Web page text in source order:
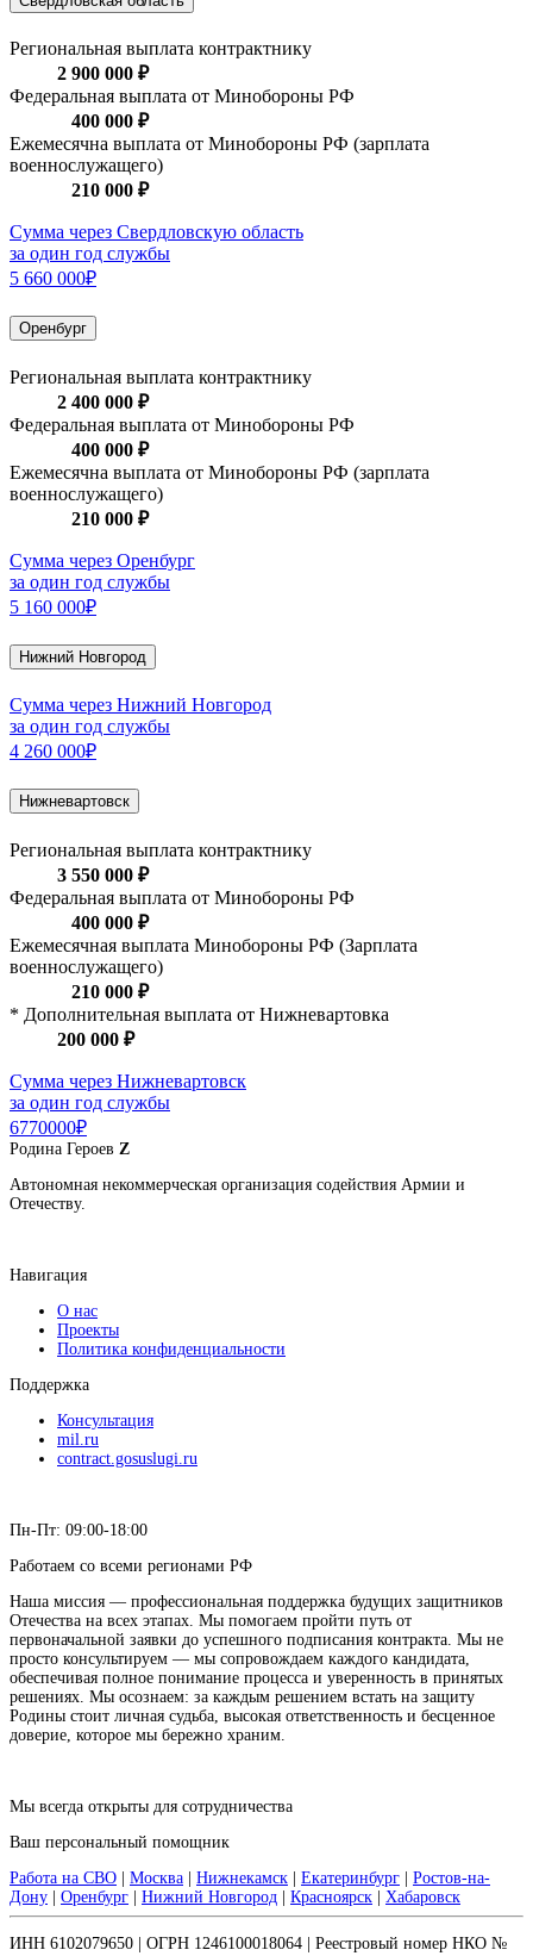
Региональная выплата контрактнику
2 900 000 ₽
Федеральная выплата от Минобороны РФ
400 000 ₽
Ежемесячна выплата от Минобороны РФ (зарплата
военнослужащего)
210 000 ₽
Сумма через Свердловскую область
за один год службы
5 660 000₽
Оренбург
Региональная выплата контрактнику
2 400 000 ₽
Федеральная выплата от Минобороны РФ
400 000 ₽
Ежемесячна выплата от Минобороны РФ (зарплата
военнослужащего)
210 000 ₽
Сумма через Оренбург
за один год службы
5 160 000₽
Нижний Новгород
Сумма через Нижний Новгород
за один год службы
4 260 000₽
Нижневартовск
Региональная выплата контрактнику
3 550 000 ₽
Федеральная выплата от Минобороны РФ
400 000 ₽
Ежемесячная выплата Минобороны РФ (Зарплата
военнослужащего)
210 000 ₽
* Дополнительная выплата от Нижневартовка
200 000 ₽
Сумма через Нижневартовск
за один год службы
6770000₽
Родина Героев Z
Автономная некоммерческая организация содействия Армии и
Отечеству.
Навигация
О нас
Проекты
Политика конфиденциальности
Поддержка
Консультация
mil.ru
contract.gosuslugi.ru
Пн-Пт: 09:00-18:00
Работаем со всеми регионами РФ
Наша миссия — профессиональная поддержка будущих защитников
Отечества на всех этапах. Мы помогаем пройти путь от
первоначальной заявки до успешного подписания контракта. Мы не
просто консультируем — мы сопровождаем каждого кандидата,
обеспечивая полное понимание процесса и уверенность в принятых
решениях. Мы осознаем: за каждым решением встать на защиту
Родины стоит личная судьба, высокая ответственность и бесценное
доверие, которое мы бережно храним.
Мы всегда открыты для сотрудничества
Ваш персональный помощник
Работа на СВО
Москва Нижнекамск Екатеринбург
Ростов-на-
Дону
Оренбург Нижний Новгород Красноярск Хабаровск
ИНН 6102079650 | ОГРН 1246100018064 | Реестровый номер НКО №